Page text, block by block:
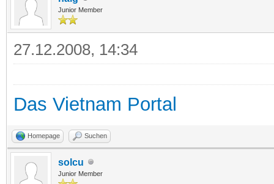
Junior Member
27.12.2008, 14:34
Das Vietnam Portal
Homepage Suchen
solcu
Junior Member